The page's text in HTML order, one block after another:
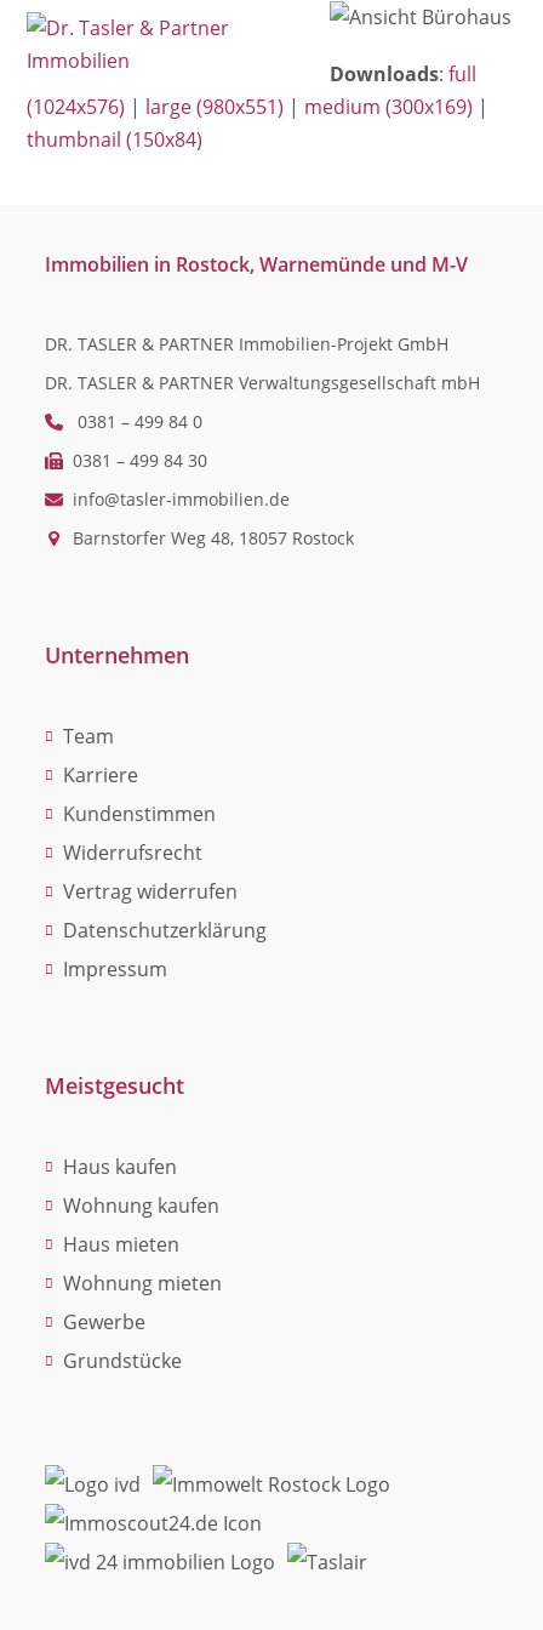
SkipOpen
mobile
menu
Close
mobile
menu
Downloads:full
(1024x576) | large (980x551) | medium (300x169) |
thumbnail (150x84)
Immobilien in Rostock, Warnemünde und M-V
DR. TASLER & PARTNER Immobilien-Projekt GmbH
DR. TASLER & PARTNER Verwaltungsgesellschaft mbH
0381 – 499 84 0
0381 – 499 84 30
info@tasler-immobilien.de
Barnstorfer Weg 48, 18057 Rostock
Unternehmen
Team
Karriere
Kundenstimmen
Widerrufsrecht
Vertrag widerrufen
Datenschutzerklärung
Impressum
Meistgesucht
Haus kaufen
Wohnung kaufen
Haus mieten
Wohnung mieten
Gewerbe
Grundstücke